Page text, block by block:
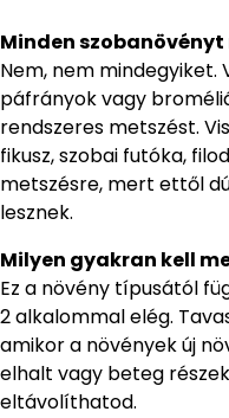
Minden
Nem, nem mindegyiket.
páfrányok vagy
rendszeres metszést.
fikusz, szobai futóka,
metszésre, mert ettől
lesznek.
Milyen gyakran kell
Ez a növény típusától
2 alkalommal elég.
amikor a növények új
elhalt vagy beteg
eltávolíthatod.